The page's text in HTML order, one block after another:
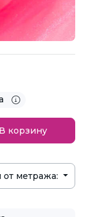
корзину
метража: